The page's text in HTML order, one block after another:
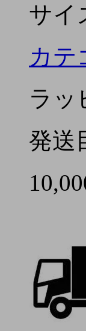
サイ
カテ
ラッ
発送